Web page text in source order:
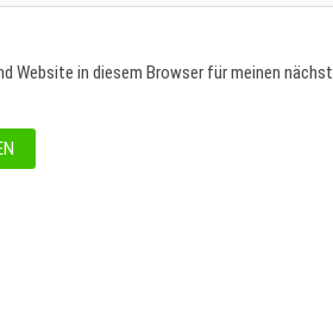
Website in diesem Browser für meinen